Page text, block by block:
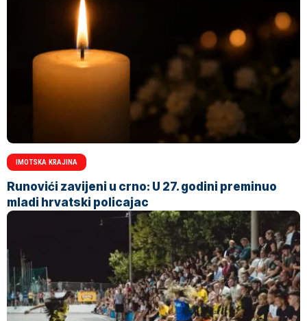
IMOTSKA KRAJINA
Runovići zavijeni u crno: U 27. godini preminuo
mladi hrvatski policajac